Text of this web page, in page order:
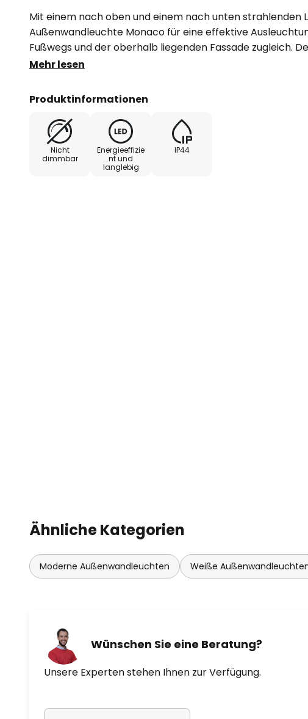
Mit einem nach oben und einem nach unten strahlenden
Außenwandleuchte Monaco für eine effektive
Fußwegs und der oberhalb liegenden Fassade zugleich.
ist aus Metall gefertigt, hinzu kommen Abdeckungen aus
- Schutzart: IP44
Mehr lesen
Produktinformationen
Nicht
dimmbar
Energieeffizie
nt und
langlebig
IP44
Ähnliche Kategorien
Moderne Außenwandleuchten Weiße
Wünschen Sie eine Beratung?
Unsere Experten stehen Ihnen zur Verfügung.